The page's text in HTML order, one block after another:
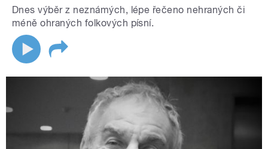
Dnes výběr z neznámých, lépe řečeno nehraných či
méně ohraných folkových písní.